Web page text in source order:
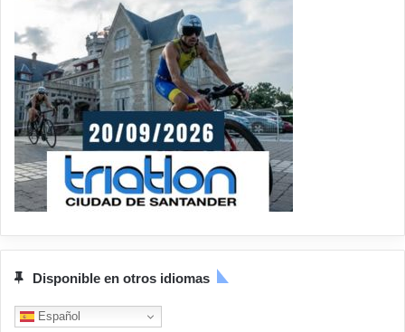
Disponible en otros idiomas
Español